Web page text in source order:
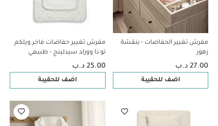
مفرش تغيير الحفاضات - بنقشة
زهور
27.00 د.ب
اضف للحقيبة
مفرش تغيير حفاضات فاخر ويلكم
تو ذا وورلد سيدلينج - طبيعي
25.00 د.ب
اضف للحقيبة